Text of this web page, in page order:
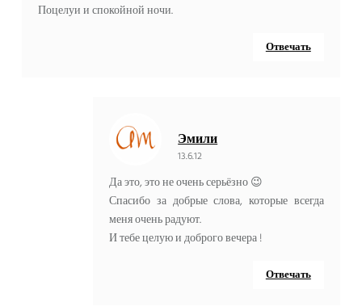
Поцелуи и спокойной ночи.
Отвечать
Эмили
13.6.12
Да это, это не очень серьёзно 😉
Спасибо за добрые слова, которые всегда
меня очень радуют.
И тебе целую и доброго вечера !
Отвечать